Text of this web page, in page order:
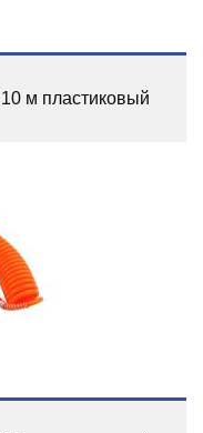
м пластиковый